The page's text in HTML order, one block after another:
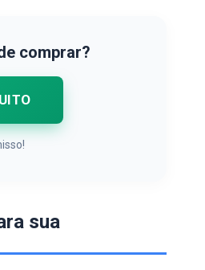
comprar?
sua